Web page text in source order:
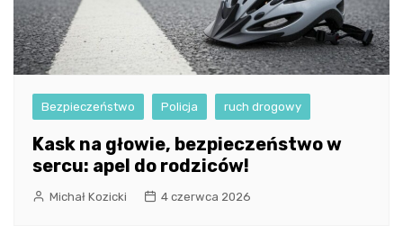
Bezpieczeństwo Policja ruch drogowy
Kask na głowie, bezpieczeństwo w
sercu: apel do rodziców!
Michał Kozicki 4 czerwca 2026